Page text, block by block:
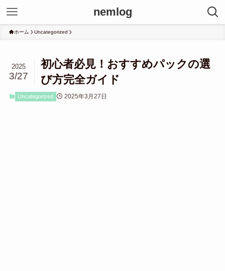
nemlog
ホーム Uncategorized
初心者必見！おすすめパックの選
び方完全ガイド
2025
3/27
Uncategorized 2025年3月27日